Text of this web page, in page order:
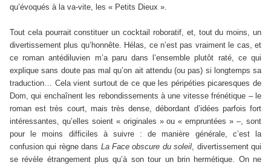
qu’évoqués à la va-vite, les « Petits Dieux ».
Tout cela pourrait constituer un cocktail roboratif, et, tout du moins, un
divertissement plus qu’honnête. Hélas, ce n’est pas vraiment le cas, et
ce roman antédiluvien m’a paru dans l’ensemble plutôt raté, ce qui
explique sans doute pas mal qu’on ait attendu (ou pas) si longtemps sa
traduction… Cela vient surtout de ce que les péripéties picaresques de
Dom, qui enchaînent les rebondissements à une vitesse frénétique – le
roman est très court, mais très dense, débordant d’idées parfois fort
intéressantes, qu’elles soient « originales » ou « empruntées » –, sont
pour le moins difficiles à suivre : de manière générale, c’est la
confusion qui règne dans La Face obscure du soleil, divertissement qui
se révèle étrangement plus qu’à son tour un brin hermétique. On ne